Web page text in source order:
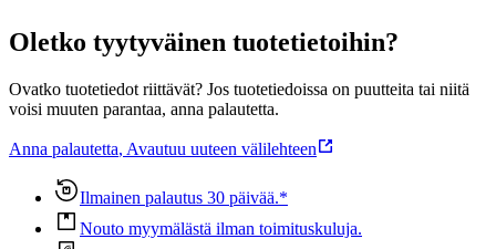
Oletko tyytyväinen tuotetietoihin?
Ovatko tuotetiedot riittävät? Jos tuotetiedoissa on puutteita tai niitä
voisi muuten parantaa, anna palautetta.
Anna palautetta, Avautuu uuteen välilehteen
Ilmainen palautus 30 päivää.*
Nouto myymälästä ilman toimituskuluja.